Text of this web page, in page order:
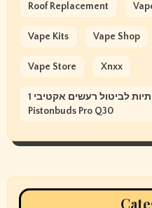
Roof Replacement
Vape Kits Vape Shop
Vape Store Xnxx
אוזניות אלחוטיות אמיתיות לביטול רעשים אקטיבי 1more
Pistonbuds Pro Q30